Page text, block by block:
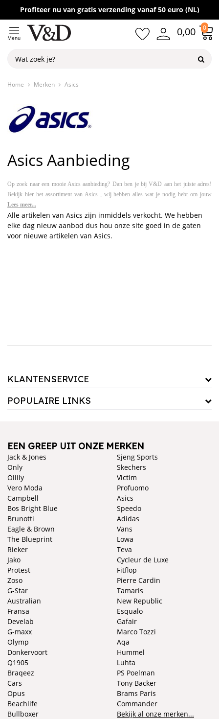
Profiteer nu van gratis verzending vanaf 50 euro (NL)
Gratis verzending vanaf 50,-
Home Merken Asics
Asics Aanbieding
Op zoek naar een mooie Asics aanbieding? Dan ben je bij V&D aan het juiste adres!
Bekijk hier het assortiment van Asics , wij hebben alles wat je nodig hebt om jouw
garderobe compleet te maken. Laat je inspireren en geef jouw look een upgrade!
Lees meer...
Alle artikelen van Asics zijn inmiddels verkocht. We hebben
elke dag nieuw aanbod dus hou onze site goed in de gaten
voor nieuwe artikelen van Asics.
Menu 0,00 0
KLANTENSERVICE
POPULAIRE LINKS
EEN GREEP UIT ONZE MERKEN
Jack & Jones
Only
Oilily
Vero Moda
Campbell
Bos Bright Blue
Brunotti
Eagle & Brown
The Blueprint
Rieker
Jako
Protest
Zoso
Sjeng Sports
Skechers
Victim
Profuomo
Asics
Speedo
Adidas
Vans
Lowa
Teva
Cycleur de Luxe
Fitflop
Pierre Cardin
G-Star
Australian
Fransa
Develab
G-maxx
Olymp
Donkervoort
Q1905
Braqeez
Cars
Opus
Beachlife
Bullboxer
Tamaris
New Republic
Esqualo
Gafair
Marco Tozzi
Aqa
Hummel
Luhta
PS Poelman
Tony Backer
Brams Paris
Commander
Bekijk al onze merken...